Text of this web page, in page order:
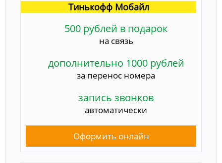
Тинькофф Мобайл
500 рублей в подарок
на связь
дополнительно 1000 рублей
за перенос номера
запись звонков
автоматически
Оформить онлайн